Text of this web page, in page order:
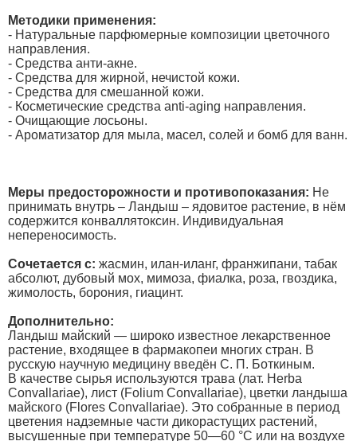
Методики применения:
- Натуральные парфюмерные композиции цветочного
направления.
- Средства анти-акне.
- Средства для жирной, нечистой кожи.
- Средства для смешанной кожи.
- Косметические средства anti-aging направления.
- Очищающие лосьоны.
- Ароматизатор для мыла, масел, солей и бомб для ванн.
Меры предосторожности и противопоказания: Не
принимать внутрь – Ландыш – ядовитое растение, в нём
содержится конваллятоксин. Индивидуальная
непереносимость.
Сочетается с: жасмин, илан-иланг, франжипани, табак
абсолют, дубовый мох, мимоза, фиалка, роза, гвоздика,
жимолость, борония, гиацинт.
Дополнительно:
Ландыш майский — широко известное лекарственное
растение, входящее в фармакопеи многих стран. В
русскую научную медицину введён С. П. Боткиным.
В качестве сырья используются трава (лат. Herba
Convallariae), лист (Folium Convallariae), цветки ландыша
майского (Flores Convallariae). Это собранные в период
цветения надземные части дикорастущих растений,
высушенные при температуре 50—60 °C или на воздухе